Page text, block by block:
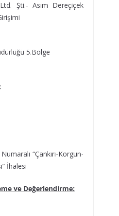
Şti.- Asım Dereçiçek
5.Bölge
“Çankırı-Korgun-
İhalesi
ve Değerlendirme: